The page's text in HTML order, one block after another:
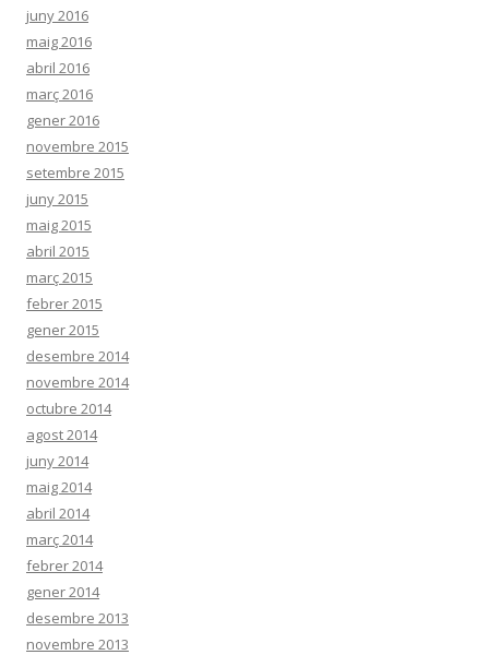
juny 2016
maig 2016
abril 2016
març 2016
gener 2016
novembre 2015
setembre 2015
juny 2015
maig 2015
abril 2015
març 2015
febrer 2015
gener 2015
desembre 2014
novembre 2014
octubre 2014
agost 2014
juny 2014
maig 2014
abril 2014
març 2014
febrer 2014
gener 2014
desembre 2013
novembre 2013